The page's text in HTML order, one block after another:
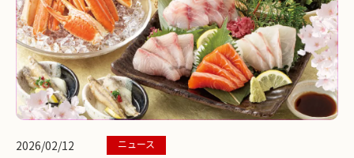
2026/02/12 ニュース